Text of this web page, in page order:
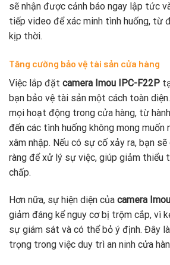
sẽ nhận được cảnh báo ngay lập tức
tiếp video để xác minh tình huống, từ
kịp thời.
Tăng cường bảo vệ tài sản cửa hàng
Việc lắp đặt camera Imou IPC-F22P
bạn bảo vệ tài sản một cách toàn
mọi hoạt động trong cửa hàng, từ
đến các tình huống không mong muốn
xâm nhập. Nếu có sự cố xảy ra, bạn
ràng để xử lý sự việc, giúp giảm thiểu
chấp.
Hơn nữa, sự hiện diện của camera
giảm đáng kể nguy cơ bị trộm cắp, vì
sự giám sát và có thể bỏ ý định. Đây
trọng trong việc duy trì an ninh cửa